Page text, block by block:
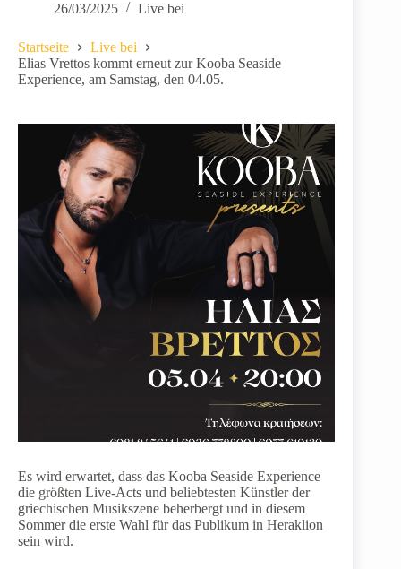
26/03/2025 Live bei
Startseite
Live bei
Elias Vrettos kommt erneut zur Kooba Seaside
Experience, am Samstag, den 04.05.
Es wird erwartet, dass das Kooba Seaside Experience
die größten Live-Acts und beliebtesten Künstler der
griechischen Musikszene beherbergt und in diesem
Sommer die erste Wahl für das Publikum in Heraklion
sein wird.